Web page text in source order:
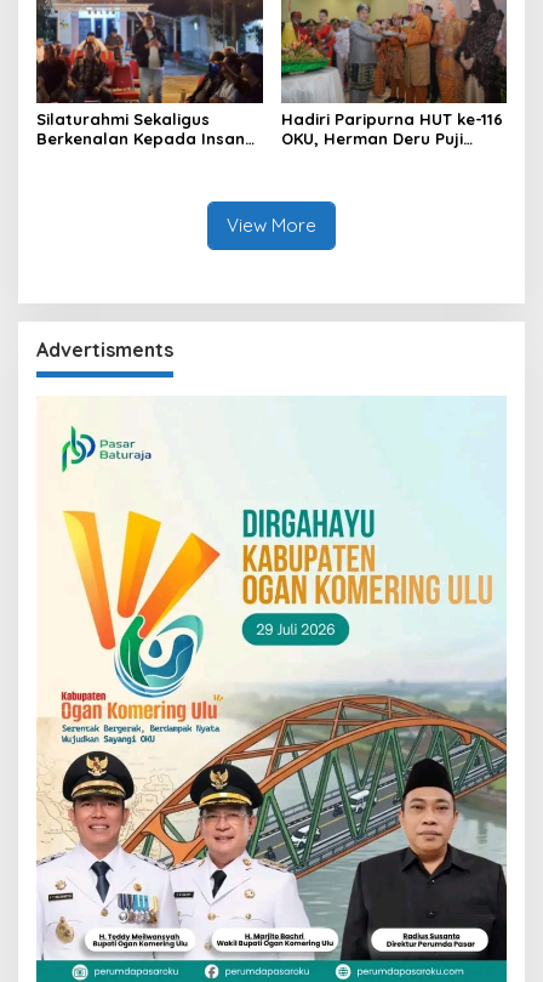
Silaturahmi Sekaligus
Berkenalan Kepada Insan
Hadiri Paripurna HUT ke-116
OKU, Herman Deru Puji
View More
Advertisments